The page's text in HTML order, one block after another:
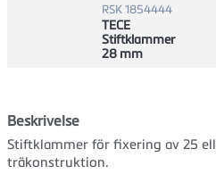
RSK 1854444
TECE
Stiftklammer
28 mm
Beskrivelse
Stiftklammer för fixering av 25
träkonstruktion.